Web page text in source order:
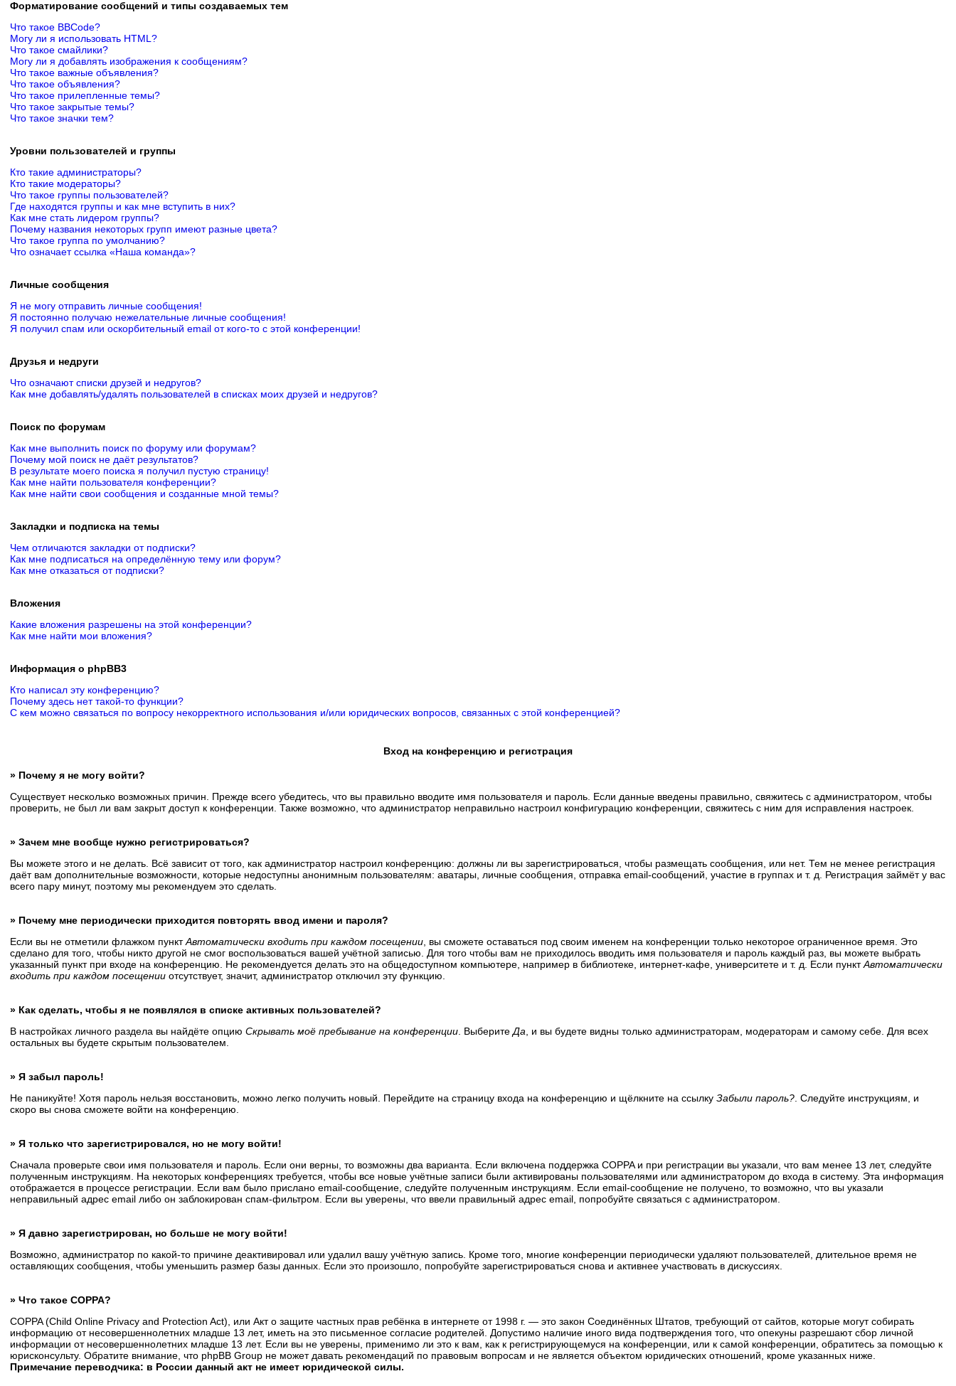
Форматирование сообщений и типы создаваемых тем
Что такое BBCode?
Могу ли я использовать HTML?
Что такое смайлики?
Могу ли я добавлять изображения к сообщениям?
Что такое важные объявления?
Что такое объявления?
Что такое прилепленные темы?
Что такое закрытые темы?
Что такое значки тем?
Уровни пользователей и группы
Кто такие администраторы?
Кто такие модераторы?
Что такое группы пользователей?
Где находятся группы и как мне вступить в них?
Как мне стать лидером группы?
Почему названия некоторых групп имеют разные цвета?
Что такое группа по умолчанию?
Что означает ссылка «Наша команда»?
Личные сообщения
Я не могу отправить личные сообщения!
Я постоянно получаю нежелательные личные сообщения!
Я получил спам или оскорбительный email от кого-то с этой конференции!
Друзья и недруги
Что означают списки друзей и недругов?
Как мне добавлять/удалять пользователей в списках моих друзей и недругов?
Поиск по форумам
Как мне выполнить поиск по форуму или форумам?
Почему мой поиск не даёт результатов?
В результате моего поиска я получил пустую страницу!
Как мне найти пользователя конференции?
Как мне найти свои сообщения и созданные мной темы?
Закладки и подписка на темы
Чем отличаются закладки от подписки?
Как мне подписаться на определённую тему или форум?
Как мне отказаться от подписки?
Вложения
Какие вложения разрешены на этой конференции?
Как мне найти мои вложения?
Информация о phpBB3
Кто написал эту конференцию?
Почему здесь нет такой-то функции?
С кем можно связаться по вопросу некорректного использования и/или юридических вопросов, связанных с этой конференцией?
Вход на конференцию и регистрация
» Почему я не могу войти?
Существует несколько возможных причин. Прежде всего убедитесь, что вы правильно вводите имя пользователя и пароль. Если данные введены правильно, свяжитесь с администратором, чтобы
проверить, не был ли вам закрыт доступ к конференции. Также возможно, что администратор неправильно настроил конфигурацию конференции, свяжитесь с ним для исправления настроек.
» Зачем мне вообще нужно регистрироваться?
Вы можете этого и не делать. Всё зависит от того, как администратор настроил конференцию: должны ли вы зарегистрироваться, чтобы размещать сообщения, или нет. Тем не менее регистрация
даёт вам дополнительные возможности, которые недоступны анонимным пользователям: аватары, личные сообщения, отправка email-сообщений, участие в группах и т. д. Регистрация займёт у вас
всего пару минут, поэтому мы рекомендуем это сделать.
» Почему мне периодически приходится повторять ввод имени и пароля?
Если вы не отметили флажком пунктАвтоматически входить при каждом посещении , вы сможете оставаться под своим именем на конференции только некоторое ограниченное время. Это
сделано для того, чтобы никто другой не смог воспользоваться вашей учётной записью. Для того чтобы вам не приходилось вводить имя пользователя и пароль каждый раз, вы можете выбрать
указанный пункт при входе на конференцию. Не рекомендуется делать это на общедоступном компьютере, например в библиотеке, интернет-кафе, университете и т. д. Если пунктАвтоматически
входить при каждом посещении отсутствует, значит, администратор отключил эту функцию.
» Как сделать, чтобы я не появлялся в списке активных пользователей?
В настройках личного раздела вы найдёте опцию Скрывать моё пребывание на конференции . Выберите Да , и вы будете видны только администраторам, модераторам и самому себе. Для всех
остальных вы будете скрытым пользователем.
» Я забыл пароль!
Не паникуйте! Хотя пароль нельзя восстановить, можно легко получить новый. Перейдите на страницу входа на конференцию и щёлкните на ссылку Забыли пароль? . Следуйте инструкциям, и
скоро вы снова сможете войти на конференцию.
» Я только что зарегистрировался, но не могу войти!
Сначала проверьте свои имя пользователя и пароль. Если они верны, то возможны два варианта. Если включена поддержка COPPA и при регистрации вы указали, что вам менее 13 лет, следуйте
полученным инструкциям. На некоторых конференциях требуется, чтобы все новые учётные записи были активированы пользователями или администратором до входа в систему. Эта информация
отображается в процессе регистрации. Если вам было прислано email-сообщение, следуйте полученным инструкциям. Если email-сообщение не получено, то возможно, что вы указали
неправильный адрес email либо он заблокирован спам-фильтром. Если вы уверены, что ввели правильный адрес email, попробуйте связаться с администратором.
» Я давно зарегистрирован, но больше не могу войти!
Возможно, администратор по какой-то причине деактивировал или удалил вашу учётную запись. Кроме того, многие конференции периодически удаляют пользователей, длительное время не
оставляющих сообщения, чтобы уменьшить размер базы данных. Если это произошло, попробуйте зарегистрироваться снова и активнее участвовать в дискуссиях.
» Что такое COPPA?
COPPA (Child Online Privacy and Protection Act), или Акт о защите частных прав ребёнка в интернете от 1998 г. — это закон Соединённых Штатов, требующий от сайтов, которые могут собирать
информацию от несовершеннолетних младше 13 лет, иметь на это письменное согласие родителей. Допустимо наличие иного вида подтверждения того, что опекуны разрешают сбор личной
информации от несовершеннолетних младше 13 лет. Если вы не уверены, применимо ли это к вам, как к регистрирующемуся на конференции, или к самой конференции, обратитесь за помощью к
юрисконсульту. Обратите внимание, что phpBB Group не может давать рекомендаций по правовым вопросам и не является объектом юридических отношений, кроме указанных ниже.
Примечание переводчика: в России данный акт не имеет юридической силы.